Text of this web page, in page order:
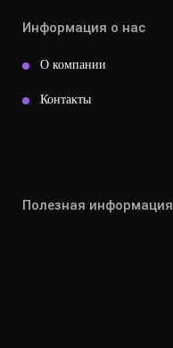
Информация о нас
О компании
Контакты
Полезная информация